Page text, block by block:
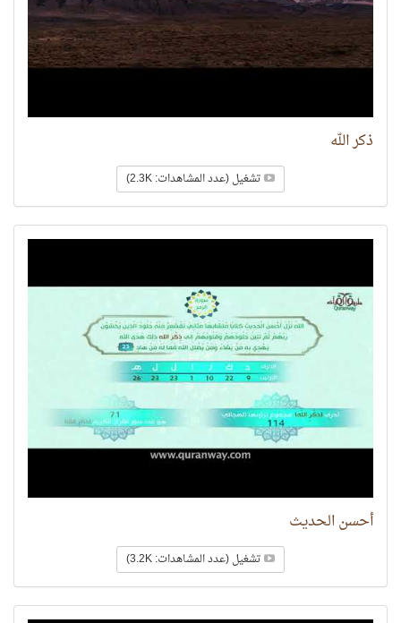
ذكر الله
تشغيل (عدد المشاهدات: 2.3K)
أحسن الحديث
تشغيل (عدد المشاهدات: 3.2K)